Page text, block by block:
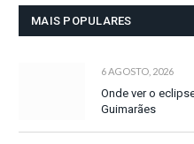
MAIS POPULARES
6 AGOSTO, 2026
Onde ver o
Guimarães